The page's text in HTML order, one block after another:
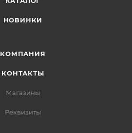
НОВИНКИ
КОМПАНИЯ
КОНТАКТЫ
Магазины
Реквизиты